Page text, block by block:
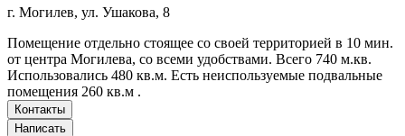
г. Могилев, ул. Ушакова, 8
Помещение отдельно стоящее со своей территорией в 10 мин.
от центра Могилева, со всеми удобствами. Всего 740 м.кв.
Использовались 480 кв.м. Есть неиспользуемые подвальные
помещения 260 кв.м .
Контакты
Написать